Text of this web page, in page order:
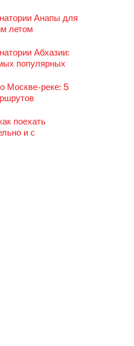
Анапы для
летом
Абхазии:
популярных
Москве-реке: 5
поехать
и с